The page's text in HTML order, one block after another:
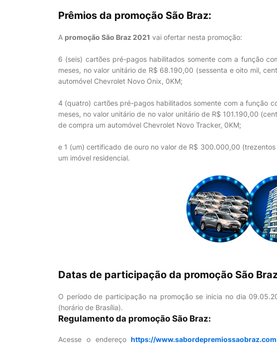
Prêmios da promoção São Braz:
A promoção São Braz 2021 vai ofertar nesta promoção:
6 (seis) cartões pré-pagos habilitados somente com a função
meses, no valor unitário de R$ 68.190,00 (sessenta e oito mil,
automóvel Chevrolet Novo Onix, 0KM;
4 (quatro) cartões pré-pagos habilitados somente com a função
meses, no valor unitário de no valor unitário de R$ 101.190,00
de compra um automóvel Chevrolet Novo Tracker, 0KM;
e 1 (um) certificado de ouro no valor de R$ 300.000,00
um imóvel residencial.
Datas de participação da promoção São
O período de participação na promoção se inicia no dia
(horário de Brasília).
Regulamento da promoção São Braz:
Acesse o endereço https://